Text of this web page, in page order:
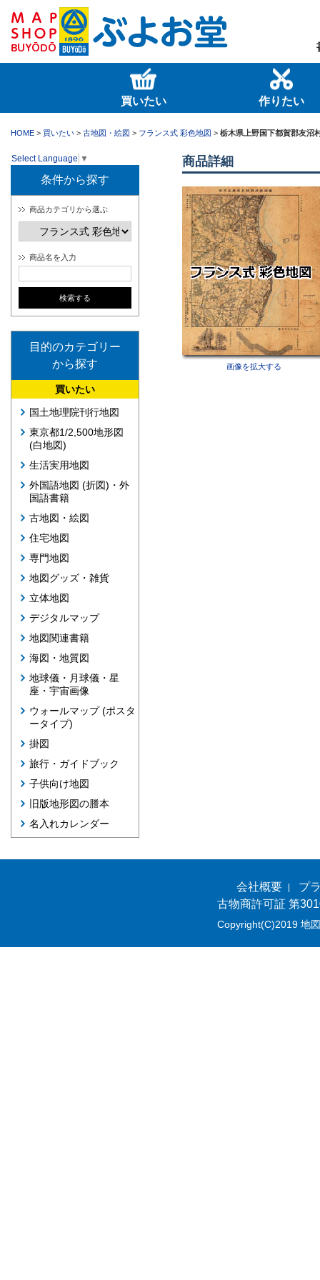
買いたい 作りたい
HOME > 買いたい > 古地図・絵図 > フランス式 彩色地図 > 栃木県上野国下都賀郡友沼
Select Language ▼
条件から探す
商品カテゴリから選ぶ
商品名を入力
目的のカテゴリー
から探す
買いたい
国土地理院刊行地図
東京都1/2,500地形図
(白地図)
生活実用地図
外国語地図 (折図)・外
国語書籍
古地図・絵図
住宅地図
専門地図
地図グッズ・雑貨
立体地図
デジタルマップ
地図関連書籍
海図・地質図
地球儀・月球儀・星
座・宇宙画像
ウォールマップ (ポスタ
ータイプ)
掛図
旅行・ガイドブック
子供向け地図
旧版地形図の謄本
名入れカレンダー
商品詳細
画像を拡大する
会社概要
プ
古物商許可証 第
Copyright(C)2019 地